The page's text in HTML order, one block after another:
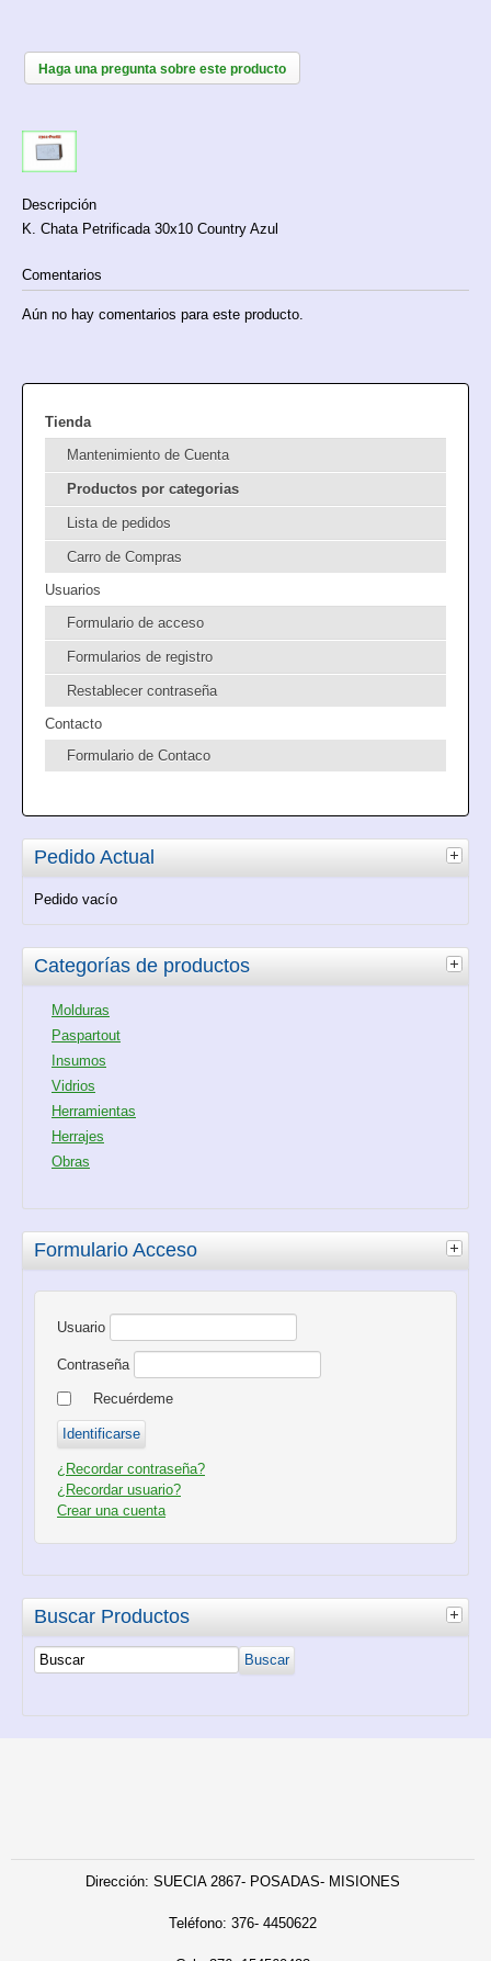
Haga una pregunta sobre este producto
Descripción
K. Chata Petrificada 30x10 Country Azul
Comentarios
Aún no hay comentarios para este producto.
Tienda
Mantenimiento de Cuenta
Productos por categorias
Lista de pedidos
Carro de Compras
Usuarios
Formulario de acceso
Formularios de registro
Restablecer contraseña
Contacto
Formulario de Contaco
Pedido Actual
Pedido vacío
Categorías de productos
Molduras
Paspartout
Insumos
Vidrios
Herramientas
Herrajes
Obras
Formulario Acceso
Usuario
Contraseña
Recuérdeme
¿Recordar contraseña?
¿Recordar usuario?
Crear una cuenta
Buscar Productos
Dirección: SUECIA 2867- POSADAS- MISIONES
Teléfono: 376- 4450622